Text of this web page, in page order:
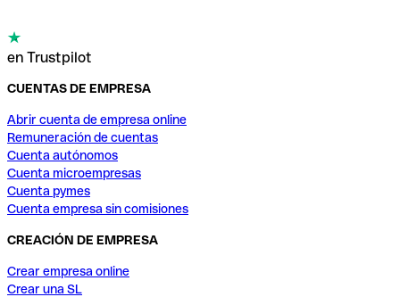
en Trustpilot
CUENTAS DE EMPRESA
Abrir cuenta de empresa online
Remuneración de cuentas
Cuenta autónomos
Cuenta microempresas
Cuenta pymes
Cuenta empresa sin comisiones
CREACIÓN DE EMPRESA
Crear empresa online
Crear una SL